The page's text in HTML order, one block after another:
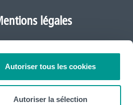
Autoriser tous les cookies
Autoriser la sélection
légales